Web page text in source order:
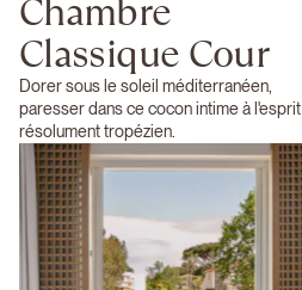
Chambre
Classique Cour
Dorer sous le soleil méditerranéen,
paresser dans ce cocon intime à l'esprit
résolument tropézien.